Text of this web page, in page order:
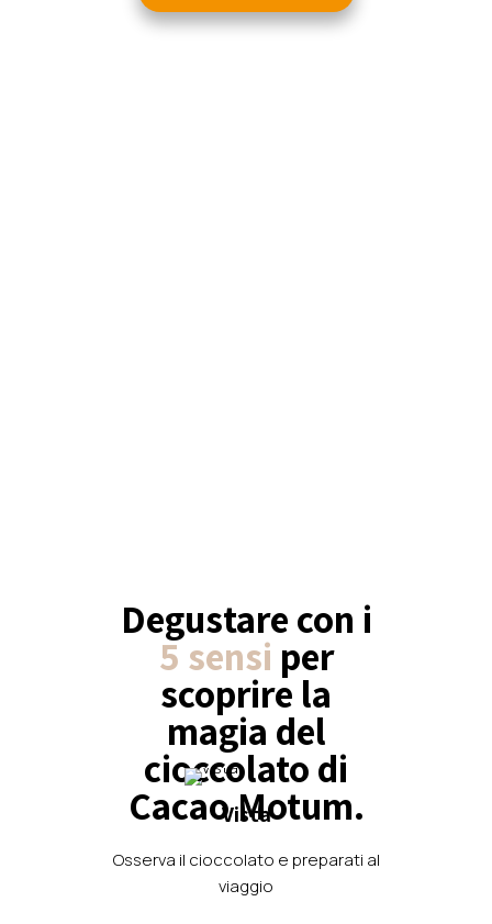
Degustare con i
5 sensi per
scoprire la
magia del
cioccolato di
Cacao Motum.
Vista
Osserva il cioccolato e preparati al
viaggio